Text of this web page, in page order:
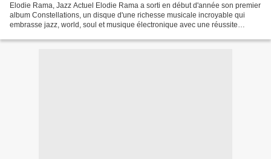
Elodie Rama, Jazz Actuel Elodie Rama a sorti en début d'année son premier
album Constellations, un disque d'une richesse musicale incroyable qui
embrasse jazz, world, soul et musique électronique avec une réussite